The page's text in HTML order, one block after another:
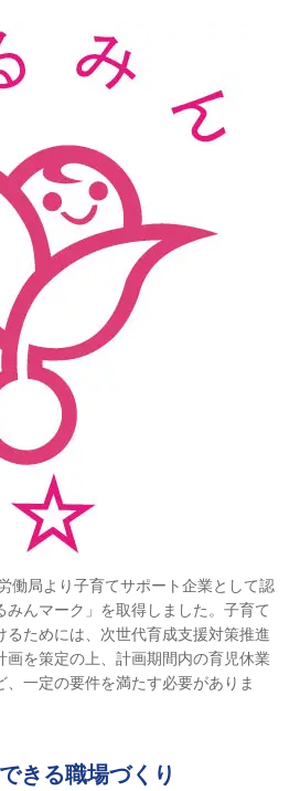
働局より子育てサポート企業として認
みんマーク」を取得しました。子育て
るためには、次世代育成支援対策推進
画を策定の上、計画期間内の育児休業
一定の要件を満たす必要がありま
きる職場づくり